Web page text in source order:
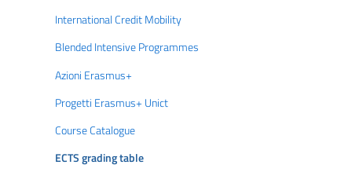
International Credit Mobility
Blended Intensive Programmes
Azioni Erasmus+
Progetti Erasmus+ Unict
Course Catalogue
ECTS grading table